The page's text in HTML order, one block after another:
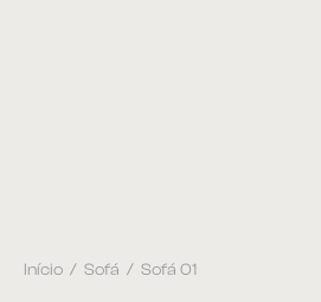
Início / Sofá / Sofá 01